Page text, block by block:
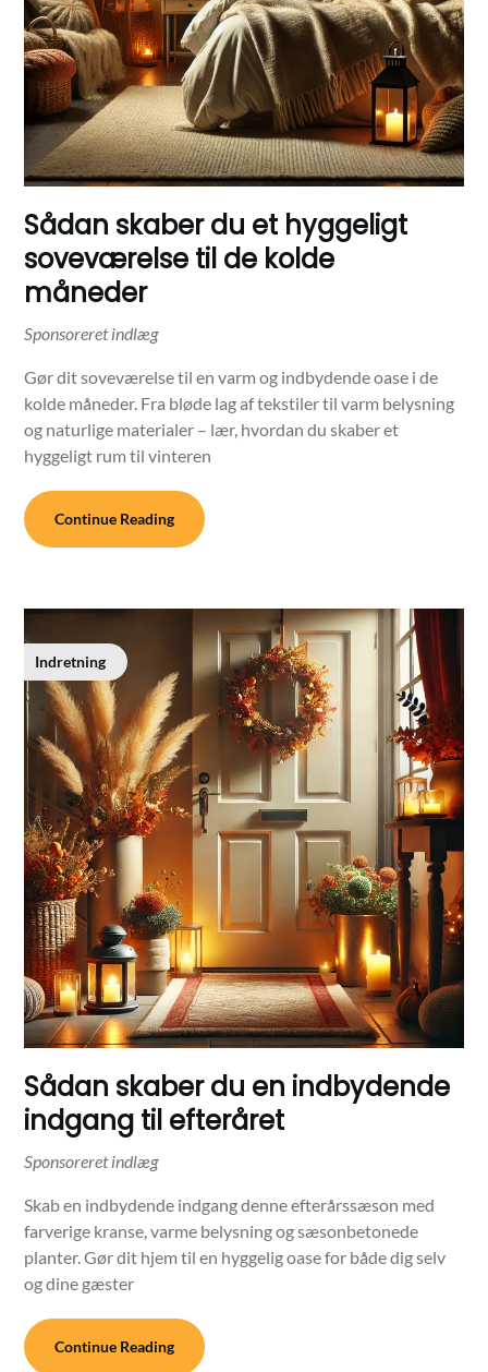
Sådan skaber du et hyggeligt
soveværelse til de kolde
måneder
Gør dit soveværelse til en varm og indbydende oase i de
kolde måneder. Fra bløde lag af tekstiler til varm belysning
og naturlige materialer – lær, hvordan du skaber et
hyggeligt rum til vinteren
Continue Reading
Indretning
Sådan skaber du en indbydende
indgang til efteråret
Skab en indbydende indgang denne efterårssæson med
farverige kranse, varme belysning og sæsonbetonede
planter. Gør dit hjem til en hyggelig oase for både dig selv
og dine gæster
Continue Reading